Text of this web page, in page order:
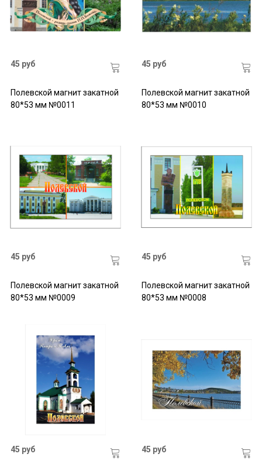
45 руб
Полевской магнит закатной
80*53 мм №0011
45 руб
Полевской магнит закатной
80*53 мм №0010
45 руб
Полевской магнит закатной
80*53 мм №0009
45 руб
Полевской магнит закатной
80*53 мм №0008
45 руб 45 руб